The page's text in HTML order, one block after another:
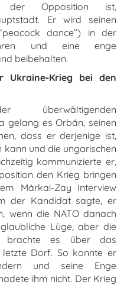
der Opposition ist,
Er wird seinen
dance”) in der
und eine enge
beibehalten.
Ukraine-Krieg bei den
gelang es Orbán, seinen
dass er derjenige ist,
und die ungarischen
kommunizierte er,
den Krieg bringen
Márkai-Zay Interview
der Kandidat sagte, er
wenn die NATO danach
Lüge, aber die
brachte es über das
Dorf. So konnte er
und seine Enge
ihm nicht. Der Krieg